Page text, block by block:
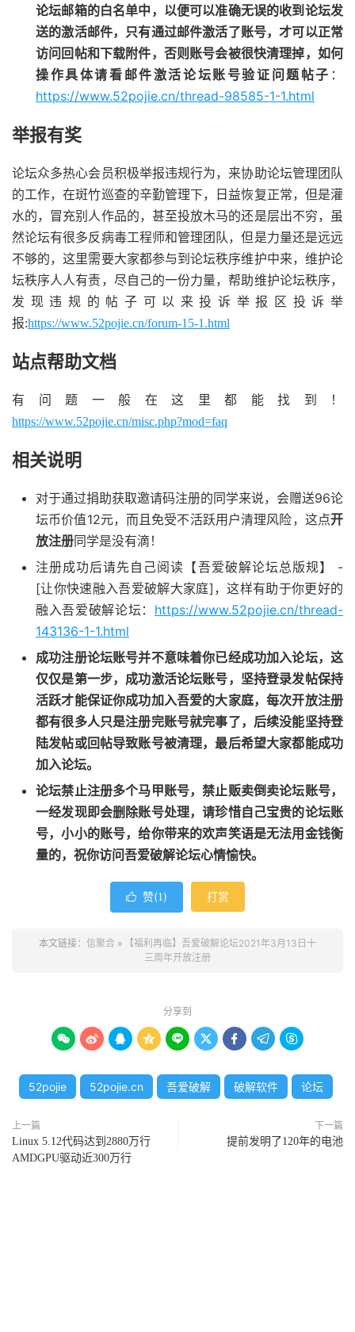
论坛邮箱的白名单中，以便可以准确无误的收到论坛发
送的激活邮件，只有通过邮件激活了账号，才可以正常
访问回帖和下载附件，否则账号会被很快清理掉，如何
操作具体请看邮件激活论坛账号验证问题帖子 ：
https://www.52pojie.cn/thread-98585-1-1.html
举报有奖
论坛众多热心会员积极举报违规行为，来协助论坛管理团队
的工作，在斑竹巡查的辛勤管理下，日益恢复正常，但是灌
水的，冒充别人作品的，甚至投放木马的还是层出不穷，虽
然论坛有很多反病毒工程师和管理团队，但是力量还是远远
不够的，这里需要大家都参与到论坛秩序维护中来，维护论
坛秩序人人有责，尽自己的一份力量，帮助维护论坛秩序，
发现违规的帖子可以来投诉举报区投诉举
报:https://www.52pojie.cn/forum-15-1.html
站点帮助文档
有问题一般在这里都能找到！
https://www.52pojie.cn/misc.php?mod=faq
相关说明
对于通过捐助获取邀请码注册的同学来说，会赠送96论
坛币价值12元，而且免受不活跃用户清理风险，这点开
放注册同学是没有滴！
注册成功后请先自己阅读【吾爱破解论坛总版规】 -
[让你快速融入吾爱破解大家庭]，这样有助于你更好的
融入吾爱破解论坛： https://www.52pojie.cn/thread-
143136-1-1.html
成功注册论坛账号并不意味着你已经成功加入论坛，这
仅仅是第一步，成功激活论坛账号，坚持登录发帖保持
活跃才能保证你成功加入吾爱的大家庭，每次开放注册
都有很多人只是注册完账号就完事了，后续没能坚持登
陆发帖或回帖导致账号被清理，最后希望大家都能成功
加入论坛。
论坛禁止注册多个马甲账号，禁止贩卖倒卖论坛账号，
一经发现即会删除账号处理，请珍惜自己宝贵的论坛账
号，小小的账号，给你带来的欢声笑语是无法用金钱衡
量的，祝你访问吾爱破解论坛心情愉快。
 赞(1 ) 打赏
本文链接： 信聚合 »
【福利再临】吾爱破解论坛2021年3月13日十
三周年开放注册
分享到
        
52pojie 52pojie.cn 吾爱破解 破解软件 论坛
上一篇
Linux 5.12代码达到2880万行
AMDGPU驱动近300万行
下一篇
提前发明了120年的电池